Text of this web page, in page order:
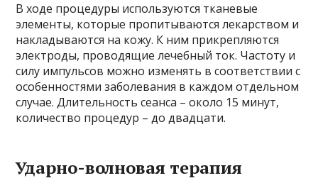
В ходе процедуры используются тканевые
элементы, которые пропитываются лекарством и
накладываются на кожу. К ним прикрепляются
электроды, проводящие лечебный ток. Частоту и
силу импульсов можно изменять в соответствии с
особенностями заболевания в каждом отдельном
случае. Длительность сеанса – около 15 минут,
количество процедур – до двадцати.
Ударно-волновая терапия